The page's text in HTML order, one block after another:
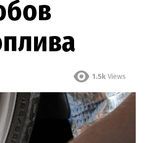
1.5k Views